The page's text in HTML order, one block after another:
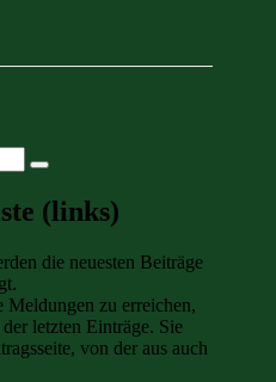
(links)
die neuesten Beiträge
zu erreichen,
letzten Einträge. Sie
von der aus auch